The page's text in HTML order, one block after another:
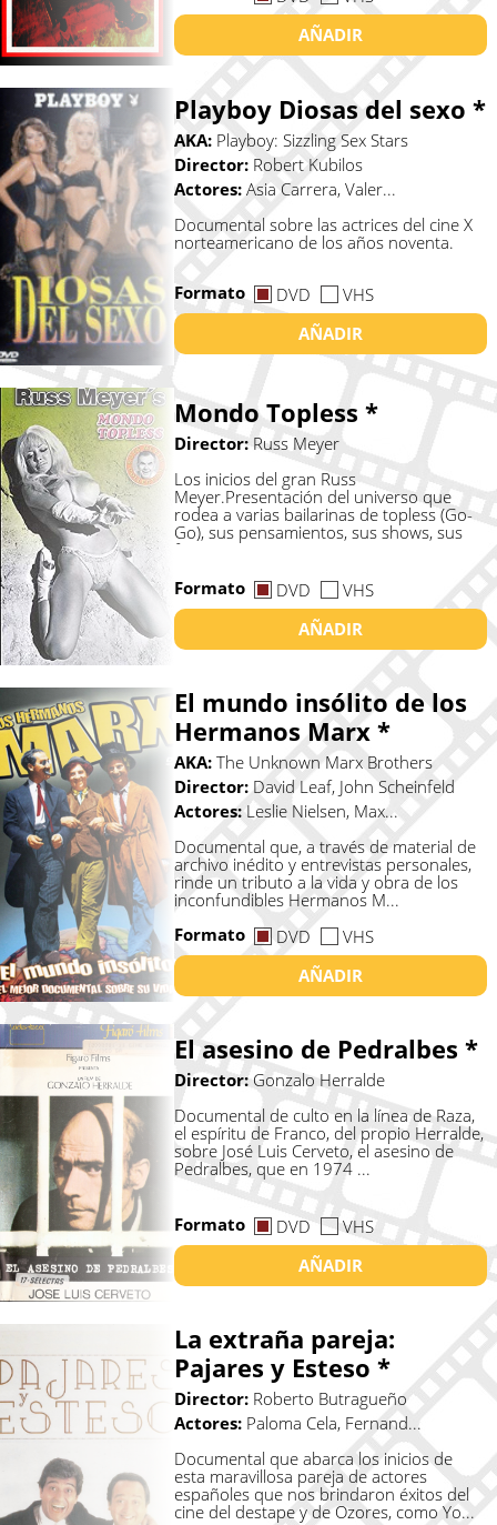
AÑADIR
Playboy Diosas del sexo *
AKA: Playboy: Sizzling Sex Stars
Director: Robert Kubilos
Actores: Asia Carrera, Valer...
Documental sobre las actrices del cine X
norteamericano de los años noventa.
Formato DVD
VHS
AÑADIR
Mondo Topless *
Director:Russ Meyer
Los inicios del gran Russ
Meyer.Presentación del universo que
rodea a varias bailarinas de topless (Go-
Go), sus pensamientos, sus shows, sus
fans y s...
Formato
DVD
VHS
AÑADIR
El mundo insólito de los
Hermanos Marx *
AKA: The Unknown Marx Brothers
Director: David Leaf, John Scheinfeld
Actores: Leslie Nielsen, Max...
Documental que, a través de material de
archivo inédito y entrevistas personales,
rinde un tributo a la vida y obra de los
inconfundibles Hermanos M...
Formato
DVD
VHS
AÑADIR
El asesino de Pedralbes *
Director:Gonzalo Herralde
Documental de culto en la línea de Raza,
el espíritu de Franco, del propio Herralde,
sobre José Luis Cerveto, el asesino de
Pedralbes, que en 1974 ...
Formato DVD
VHS
AÑADIR
La extraña pareja:
Pajares y Esteso *
Director: Roberto Butragueño
Actores: Paloma Cela, Fernand...
Documental que abarca los inicios de
esta maravillosa pareja de actores
españoles que nos brindaron éxitos del
cine del destape y de Ozores, como Yo...